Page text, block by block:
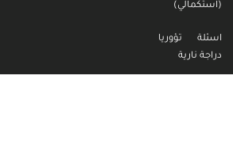
(استكمالي)
اسئلة تؤوريا
دراجة نارية